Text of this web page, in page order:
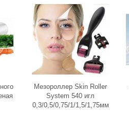
Мезороллер Skin Roller
System 540 игл
0,3/0,5/0,75/1/1,5/1,75мм